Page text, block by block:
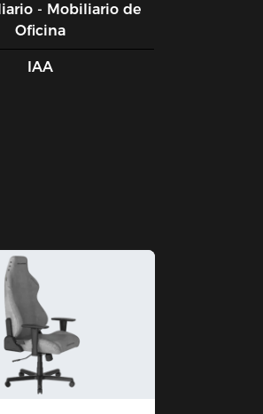
- Mobiliario de
Oficina
IAA